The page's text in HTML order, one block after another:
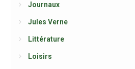
Journaux
Jules Verne
Littérature
Loisirs